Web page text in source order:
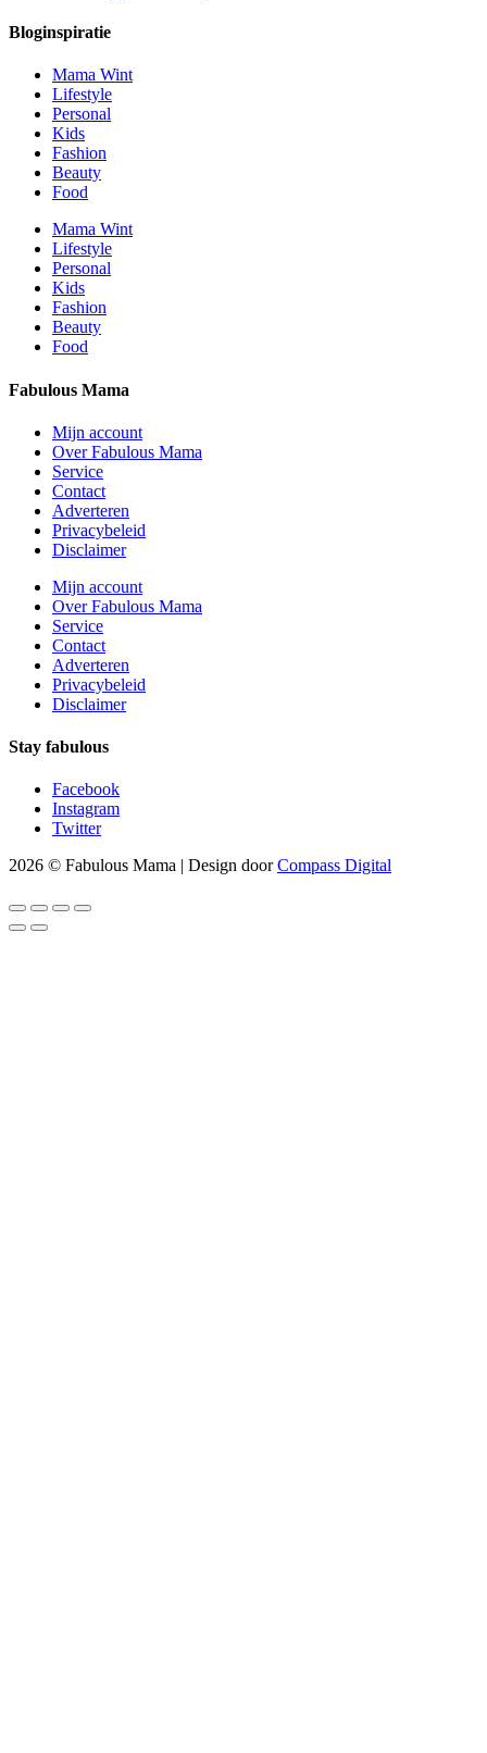
Bloginspiratie
Mama Wint
Lifestyle
Personal
Kids
Fashion
Beauty
Food
Mama Wint
Lifestyle
Personal
Kids
Fashion
Beauty
Food
Fabulous Mama
Mijn account
Over Fabulous Mama
Service
Contact
Adverteren
Privacybeleid
Disclaimer
Mijn account
Over Fabulous Mama
Service
Contact
Adverteren
Privacybeleid
Disclaimer
Stay fabulous
Facebook
Instagram
Twitter
2026 © Fabulous Mama | Design doorCompass Digital